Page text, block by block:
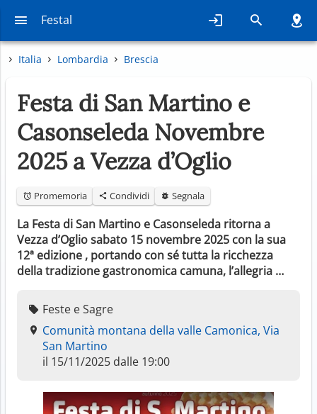
Festal
Italia Lombardia Brescia
Festa di San Martino e
Casonseleda Novembre
2025 a Vezza d’Oglio
Promemoria Condividi Segnala
La Festa di San Martino e Casonseleda ritorna a
Vezza d’Oglio sabato 15 novembre 2025 con la sua
12ª edizione , portando con sé tutta la ricchezza
della tradizione gastronomica camuna, l’allegria …
Feste e Sagre
Comunità montana della valle Camonica, Via
San Martino
il 15/11/2025 dalle 19:00